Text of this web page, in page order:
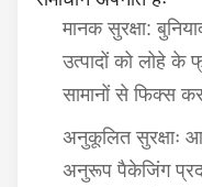
मानक सुरक्षा:
उत्पादों को लोहे
सामानों से फिक्स
अनुकूलित सुरक्षाः
अनुरूप पैकेजिंग